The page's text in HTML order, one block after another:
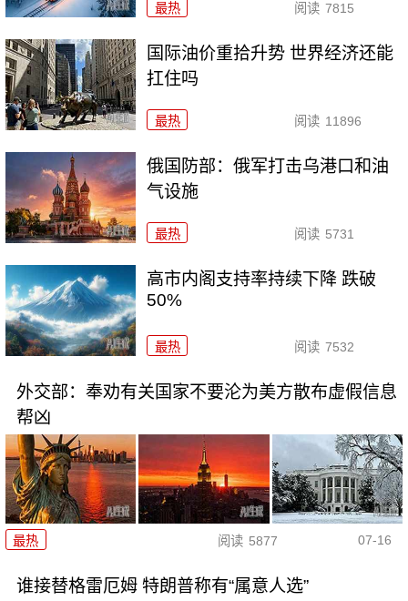
最热 阅读 7815
国际油价重拾升势 世界经济还能
扛住吗
最热 阅读 11896
俄国防部：俄军打击乌港口和油
气设施
最热 阅读 5731
高市内阁支持率持续下降 跌破
50%
最热 阅读 7532
外交部：奉劝有关国家不要沦为美方散布虚假信息
帮凶
最热 阅读 5877 07-16
谁接替格雷厄姆 特朗普称有“属意人选”